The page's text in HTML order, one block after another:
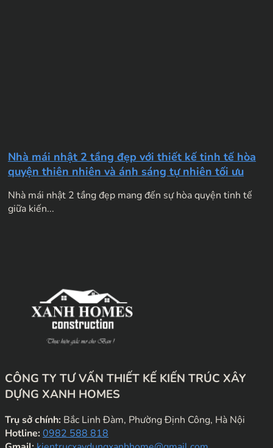
Nhà mái nhật 2 tầng đẹp với thiết kế tinh tế hòa
quyện thiên nhiên và ánh sáng tự nhiên tối ưu
Nhà mái nhật 2 tầng đẹp mang đến sự hòa quyện tinh tế
giữa kiến...
CÔNG TY TƯ VẤN THIẾT KẾ KIẾN TRÚC XÂY
DỰNG XANH HOMES
Trụ sở chính: Bắc Linh Đàm, Phường Định Công, Hà Nội
Hotline:0982 588 818